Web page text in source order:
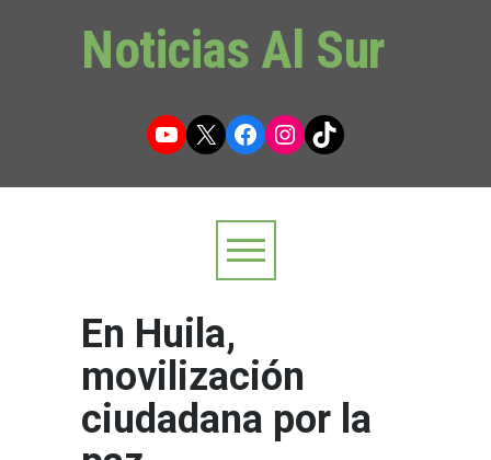
Noticias Al Sur
YouTube
X Facebook
Instagram
TikTok
En Huila,
movilización
ciudadana por la